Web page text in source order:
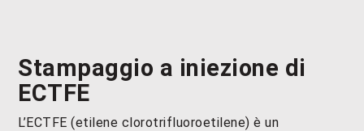
Stampaggio a iniezione di
ECTFE
L’ECTFE (etilene clorotrifluoroetilene) è un